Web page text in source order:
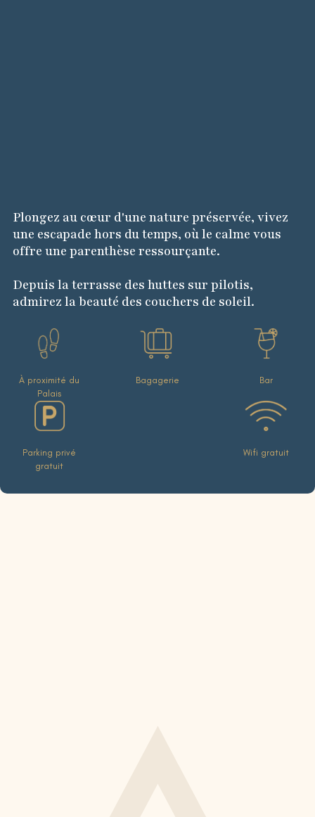
Plongez au cœur d'une nature préservée, vivez
une escapade hors du temps, où le calme vous
offre une parenthèse ressourçante.
Depuis la terrasse des huttes sur pilotis,
admirez la beauté des couchers de soleil.
À proximité du
Palais
Bagagerie Bar
Parking privé
gratuit
Wifi gratuit